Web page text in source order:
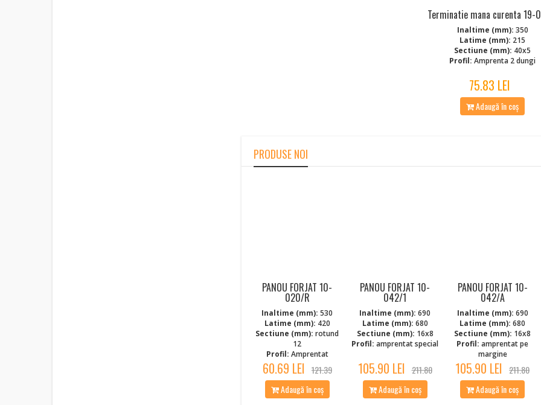
Terminatie mana curenta 19-
Inaltime (mm): 350
Latime (mm): 215
Sectiune (mm): 40x5
Profil: Amprenta 2 dungi
75.83 LEI
Adaugă în coș
PRODUSE NOI
PANOU FORJAT 10-
020/R
Inaltime (mm): 530
Latime (mm): 420
Sectiune (mm): rotund
12
Profil: Amprentat
60.69 LEI 121.39
Adaugă în coș
PANOU FORJAT 10-
042/1
Inaltime (mm): 690
Latime (mm): 680
Sectiune (mm): 16x8
Profil: amprentat special
105.90 LEI 211.80
Adaugă în coș
PANOU FORJAT 10-
042/A
Inaltime (mm): 690
Latime (mm): 680
Sectiune (mm): 16x8
Profil: amprentat pe
margine
105.90 LEI 211.80
Adaugă în coș